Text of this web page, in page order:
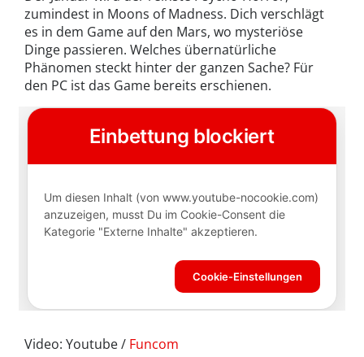
zumindest in Moons of Madness. Dich verschlägt
es in dem Game auf den Mars, wo mysteriöse
Dinge passieren. Welches übernatürliche
Phänomen steckt hinter der ganzen Sache? Für
den PC ist das Game bereits erschienen.
Video: Youtube / Funcom